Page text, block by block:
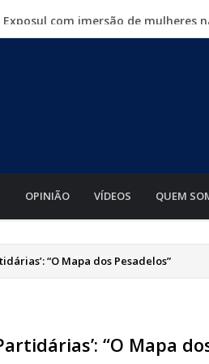
com imersão de mulheres
crimes digitais contra menores
de motos e bicicletas elétricas
OPINIÃO VÍDEOS QUEM
“O Mapa dos Pesadelos”
“O Mapa